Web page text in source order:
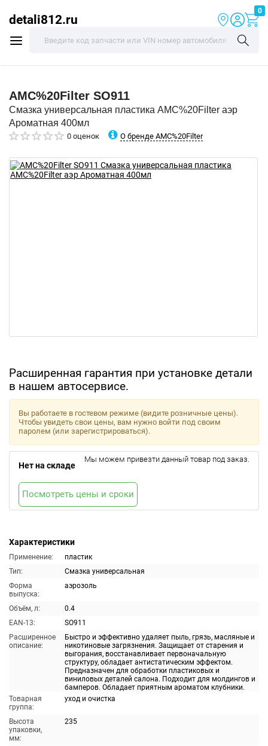
detali812.ru
0
AMC%20Filter SO911
Смазка универсальная пластика AMC%20Filter аэр
Ароматная 400мл
0 оценок О бренде AMC%20Filter
Расширенная гарантия при установке детали
в нашем автосервисе.
Характеристики
Применение:
пластик
Тип:
Смазка универсальная
Форма
выпуска:
аэрозоль
Объём, л:
0.4
EAN-13:
SO911
Расширенное
описание:
Быстро и эффективно удаляет пыль, грязь, масляные и
никотиновые загрязнения. Защищает от старения и
выгорания, восстанавливает первоначальную
структуру, обладает антистатическим эффектом.
Предназначен для обработки пластиковых и
виниловых деталей салона. Подходит для молдингов и
бамперов. Обладает приятным ароматом клубники.
Товарная
группа:
уход и очистка
Высота
упаковки,
мм:
235
Вы работаете в гостевом режиме (видите розничные цены).
Чтобы увидеть свои цены, вам нужно войти под своим
паролем (или зарегистрироваться).
Нет на складе
Мы можем привезти данный товар под заказ.
Посмотреть цены и сроки